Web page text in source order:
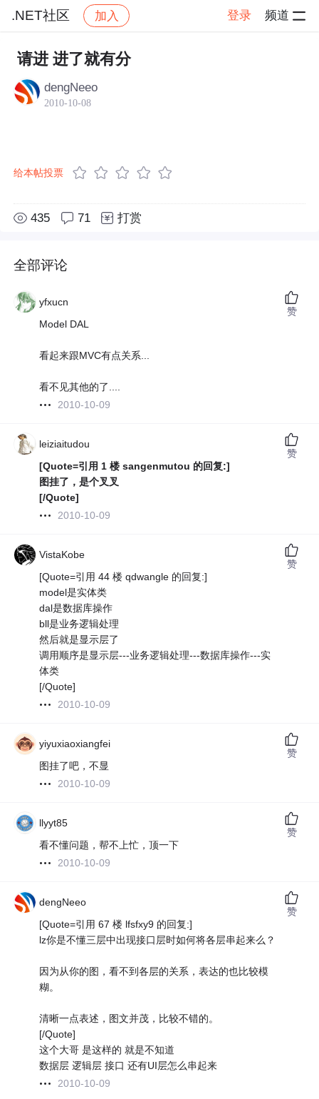
.NET社区 加入 登录 频道
社区 .NET社区
请进 进了就有分
dengNeeo
2010-10-08
给本帖投票
435 71 打赏
全部评论
yfxucn
Model DAL
看起来跟MVC有点关系...
看不见其他的了....
2010-10-09
赞
leiziaitudou
[Quote=引用 1 楼 sangenmutou 的回复:]
图挂了，是个叉叉
[/Quote]
2010-10-09
赞
VistaKobe
[Quote=引用 44 楼 qdwangle 的回复:]
model是实体类
dal是数据库操作
bll是业务逻辑处理
然后就是显示层了
调用顺序是显示层---业务逻辑处理---数据库操作---实
体类
[/Quote]
2010-10-09
赞
yiyuxiaoxiangfei
图挂了吧，不显
2010-10-09
赞
llyyt85
看不懂问题，帮不上忙，顶一下
2010-10-09
赞
dengNeeo
[Quote=引用 67 楼 lfsfxy9 的回复:]
lz你是不懂三层中出现接口层时如何将各层串起来么？
因为从你的图，看不到各层的关系，表达的也比较模
糊。
清晰一点表述，图文并茂，比较不错的。
[/Quote]
这个大哥 是这样的 就是不知道
数据层 逻辑层 接口 还有UI层怎么串起来
2010-10-09
赞